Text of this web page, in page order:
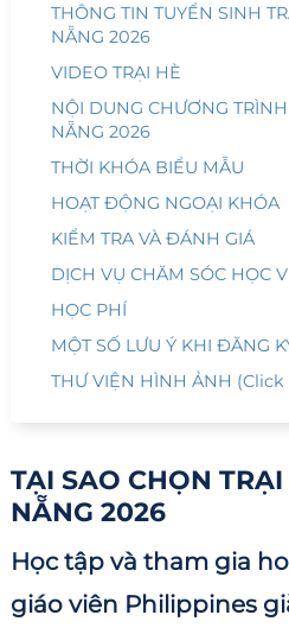
THÔNG TIN TUYỂN SINH
NẴNG 2026
VIDEO TRẠI HÈ
NỘI DUNG CHƯƠNG
NẴNG 2026
THỜI KHÓA BIỂU MẪU
HOẠT ĐỘNG NGOẠI KHÓA
KIỂM TRA VÀ ĐÁNH GIÁ
DỊCH VỤ CHĂM SÓC HỌC
HỌC PHÍ
MỘT SỐ LƯU Ý KHI ĐĂNG
THƯ VIỆN HÌNH ẢNH
TẠI SAO CHỌN
NẴNG 2026
Học tập và tham gia
giáo viên Philippines